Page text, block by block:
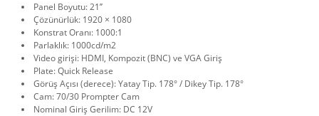
Panel Boyutu: 21’’
Çözünürlük: 1920 × 1080
Konstrat Oranı: 1000:1
Parlaklık: 1000cd/m2
Video girişi: HDMI, Kompozit (BNC) ve VGA Giriş
Plate: Quick Release
Görüş Açısı (derece): Yatay Tip. 178° / Dikey Tip. 178°
Cam: 70/30 Prompter Cam
Nominal Giriş Gerilim: DC 12V